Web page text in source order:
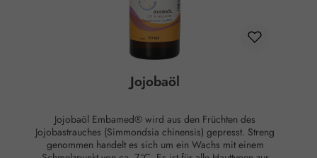
Jojobaöl
Jojobaöl Embamed® wird aus den Früchten des
Jojobastrauches (Simmondsia chinensis) gepresst. Streng
genommen handelt es sich um ein Wachs mit einem